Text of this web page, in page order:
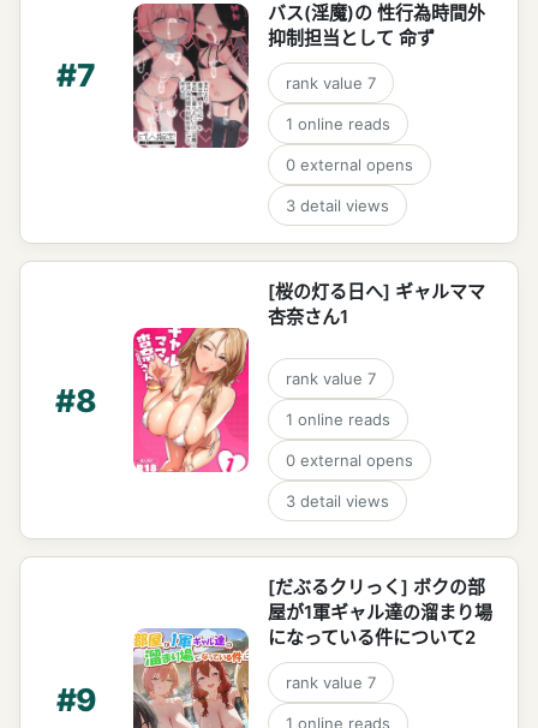
#7
バス(淫魔)の 性行為時間外
抑制担当として 命ず
rank value 7
1 online reads
0 external opens
3 detail views
#8
[桜の灯る日へ] ギャルママ
杏奈さん1
rank value 7
1 online reads
0 external opens
3 detail views
#9
[だぶるクリっく] ボクの部
屋が1軍ギャル達の溜まり場
になっている件について2
rank value 7
1 online reads